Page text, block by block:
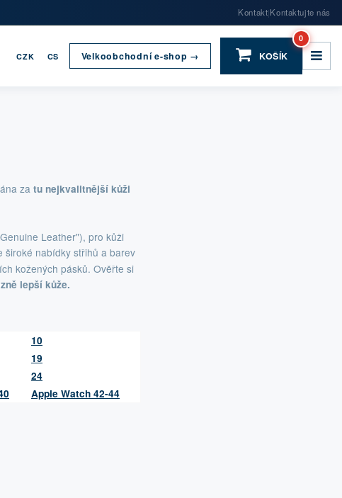
Kontakt|Kontaktujte nás
CZK CS Velkoobchodní e-shop → KOŠÍK
0
za tu nejkvalitnější kůži
Leather"), pro kůži
široké nabídky střihů a barev
kožených pásků. Ověřte si
lepší kůže.
10
19
24
Apple Watch 42-44